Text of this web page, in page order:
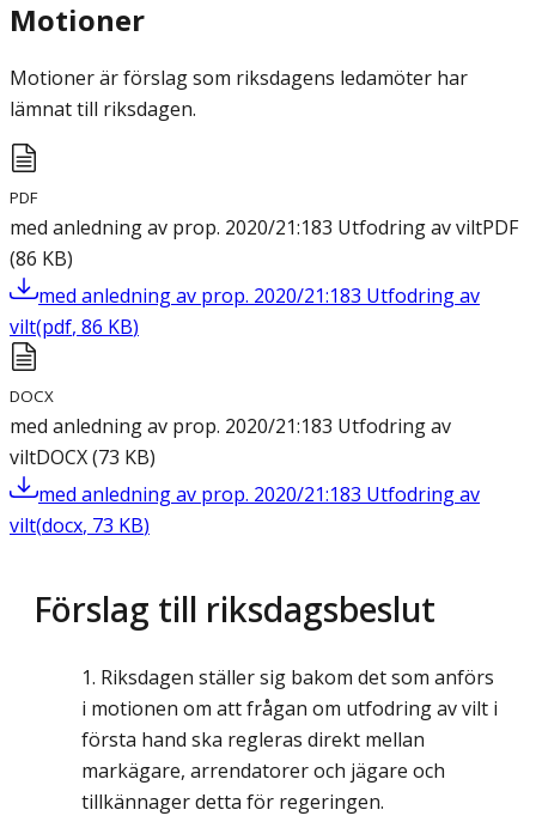
Motioner
Motioner är förslag som riksdagens ledamöter har
lämnat till riksdagen.
PDF
med anledning av prop. 2020/21:183 Utfodring av viltPDF
(86 KB)
med anledning av prop. 2020/21:183 Utfodring av
vilt(pdf, 86 KB)
DOCX
med anledning av prop. 2020/21:183 Utfodring av
viltDOCX(73 KB)
med anledning av prop. 2020/21:183 Utfodring av
vilt(docx, 73 KB)
Förslag till riksdagsbeslut
Riksdagen ställer sig bakom det som anförs
i motionen om att frågan om utfodring av vilt i
första hand ska regleras direkt mellan
markägare, arrendatorer och jägare och
tillkännager detta för regeringen.